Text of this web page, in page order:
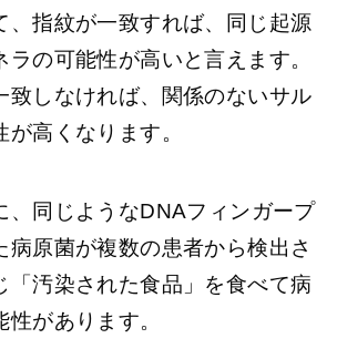
、指紋が一致すれば、同じ起源
ラの可能性が高いと言えます。
致しなければ、関係のないサル
高くなります。
、同じようなDNAフィンガープ
病原菌が複数の患者から検出さ
「汚染された食品」を食べて病
があります。